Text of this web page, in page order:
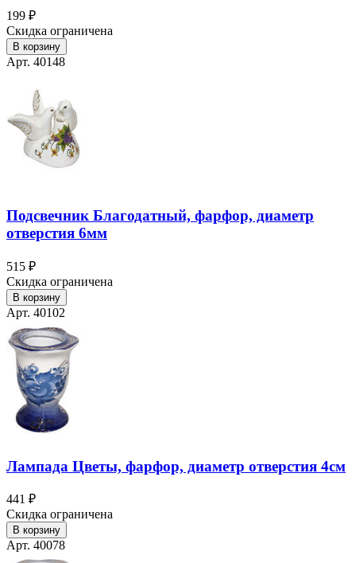
199 ₽
Скидка ограничена
В корзину
Арт. 40148
Подсвечник Благодатный, фарфор, диаметр
отверстия 6мм
515 ₽
Скидка ограничена
В корзину
Арт. 40102
Лампада Цветы, фарфор, диаметр отверстия 4см
441 ₽
Скидка ограничена
В корзину
Арт. 40078